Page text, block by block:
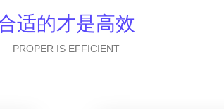
适的才是高效
PROPER IS EFFICIENT